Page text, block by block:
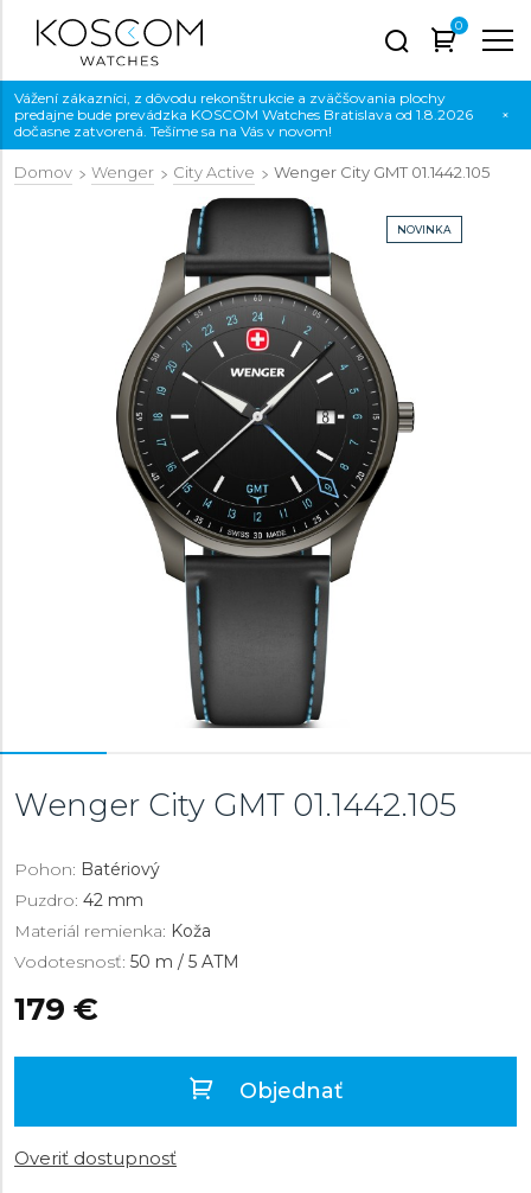
0
Vážení zákazníci, z dôvodu rekonštrukcie a zväčšovania plochy
predajne bude prevádzka KOSCOM Watches Bratislava od 1.8.2026
dočasne zatvorená. Tešíme sa na Vás v novom!
×
Domov Wenger City Active Wenger City GMT 01.1442.105
NOVINKA
Wenger City GMT 01.1442.105
Pohon: Batériový
Puzdro: 42 mm
Materiál remienka: Koža
Vodotesnosť: 50 m / 5 ATM
179 €
Objednať
Overiť dostupnosť